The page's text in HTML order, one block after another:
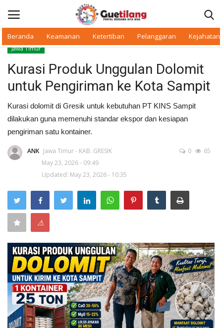
Beranda Keamanan Ketertiban Pelanggaran Kejahatan
Beranda
Daerah
Makan Bergizi
Warkop Digital
Pelanggaran
Ketertiban
Kejahatan
Cybers Event
UMKM & Ekonomi Kreatif
Jawa Timur
Kurasi Produk Unggulan Dolomit
untuk Pengiriman ke Kota Sampit
Kurasi dolomit di Gresik untuk kebutuhan PT KINS Sampit
dilakukan guna memenuhi standar ekspor dan kesiapan
pengiriman satu kontainer.
ANK Jawa Timur - KAB. GRESIK
May 23, 2026 - 09:49
Updated: May 23, 2026 - 10:35
0 65
⚠